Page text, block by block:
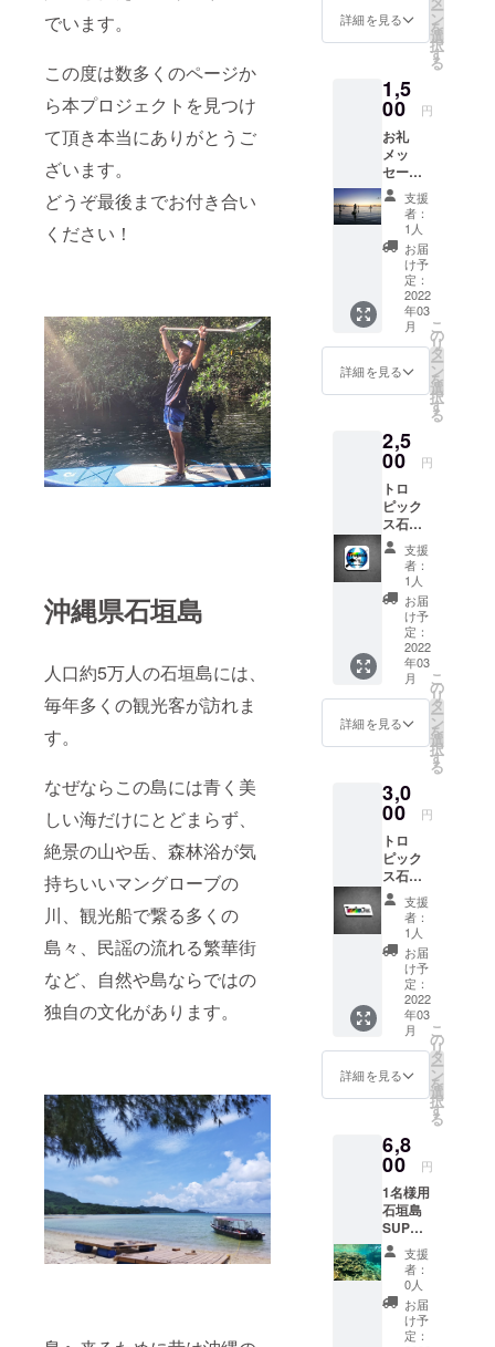
でいます。
この度は数多くのページか
ら本プロジェクトを見つけ
て頂き本当にありがとうご
ざいます。
どうぞ最後までお付き合い
ください！
沖縄県石垣島
人口約5万人の石垣島には、
毎年多くの観光客が訪れま
す。
なぜならこの島には青く美
しい海だけにとどまらず、
絶景の山や岳、森林浴が気
持ちいいマングローブの
川、観光船で繋る多くの
島々、民謡の流れる繁華街
など、自然や島ならではの
独自の文化があります。
するこ
とが出
にお名
前をご
入力下
さい
詳細を見る ー
ン
を
選
択
す
る
1,5
00 円
お礼
メッ
セージ
＆ポス
トカー
ター
ン】 ◇
石垣島
より感
謝を込
めてお
礼の
メール
◇八重
ド 感謝
を込め
てお礼
のメー
ルをお
送りす
るとと
もに八
重山の
風景を
題材と
したポ
スト
カード
（3枚）
を厳選
してお
にお名
前をご
さい
支援
者：
1人
お届
け予
定：
2022
年03
月
詳細を見る
こ
の
リ
タ
ー
ン
を
選
択
す
る
2,5
00 円
トロ
ピック
ス石垣
島オリ
ジナル
ロゴス
テッ
カー①
【リ
ター
ン】
◇Tropi
csTour
オリジ
ナルロ
カー①
マンタ
とSUP
パドル
をデザ
インし
たトロ
ピック
スツ
アー石
垣島オ
リジナ
ルロゴ
ステッ
カーを
お届け
耐水強
イズ６
cm×６
枚）
支援
者：
1人
お届
け予
定：
2022
年03
月
詳細を見る
こ
の
リ
タ
ー
ン
を
選
択
す
る
3,0
00 円
トロ
ピック
ス石垣
島オリ
ジナル
ロゴス
テッ
カー②
【リ
ター
ン】
◇Tropi
csTour
オリジ
ナルロ
カー②
マンタ
とSUP
パドル
をデザ
インし
たトロ
ピック
スツ
アー石
垣島オ
リジナ
支援
者：
1人
お届
け予
定：
2022
年03
月
詳細を見る
こ
の
リ
タ
ー
ン
を
選
択
す
る
6,8
00 円
1名様用
石垣島
SUP体
験ガイ
ド 通常
販売価
格8,000
円を
15％オ
支援
者：
0人
お届
け予
定：